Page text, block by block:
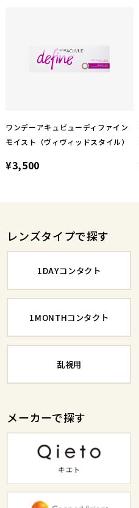
ワンデーアキュビューディファイン
モイスト（ヴィヴィッドスタイル）
¥3,500
レンズタイプで探す
1DAYコンタクト
1MONTHコンタクト
乱視用
メーカーで探す